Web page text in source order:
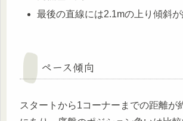
最後の直線には2.1mの上り傾斜が
ペース傾向
スタートから1コーナーまでの距離が